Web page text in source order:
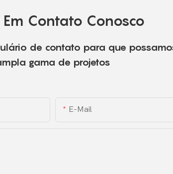
Em Contato Conosco
de contato para que
gama de projetos
E-Mail